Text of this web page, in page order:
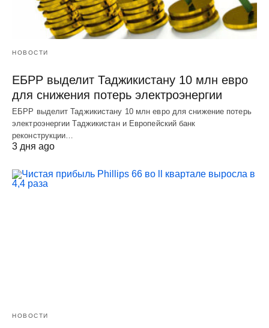
НОВОСТИ
ЕБРР выделит Таджикистану 10 млн евро
для снижения потерь электроэнергии
ЕБРР выделит Таджикистану 10 млн евро для снижение потерь
электроэнергии Таджикистан и Европейский банк
реконструкции…
3 дня ago
НОВОСТИ